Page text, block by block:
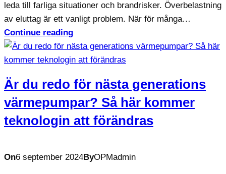
leda till farliga situationer och brandrisker. Överbelastning
av eluttag är ett vanligt problem. När för många…
Continue reading
Är du redo för nästa generations
värmepumpar? Så här kommer
teknologin att förändras
On6 september 2024ByOPMadmin